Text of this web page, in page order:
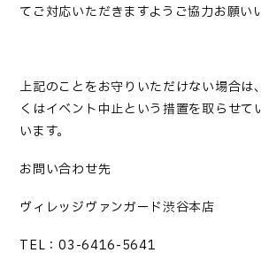
てご対応いただきますようご協力お願い
上記のことをお守りいただけない場合は
くはイベント中止という措置を取らせて
います。
お問い合わせ先
ヴィレッジヴァンガード渋谷本店
TEL：03-6416-5641